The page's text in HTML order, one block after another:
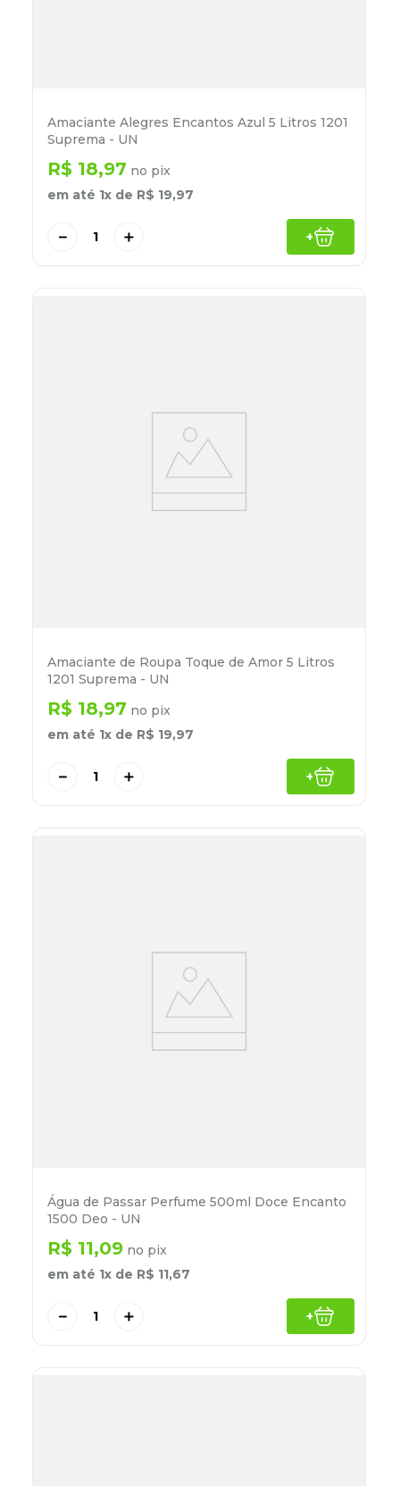
Amaciante Alegres Encantos Azul 5 Litros 1201
Suprema - UN
R$ 18,97 no pix
em até 1x de R$ 19,97
＋
－ +
Amaciante de Roupa Toque de Amor 5 Litros
1201 Suprema - UN
R$ 18,97 no pix
em até 1x de R$ 19,97
＋
－ +
Água de Passar Perfume 500ml Doce Encanto
1500 Deo - UN
R$ 11,09 no pix
em até 1x de R$ 11,67
＋
－ +